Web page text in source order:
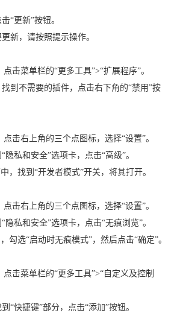
“更新”按钮。
新，请按照提示操作。
击菜单栏的“更多工具”>“扩展程序”。
到不需要的插件，点击右下角的“禁用”按
击右上角的三个点图标，选择“设置”。
私和安全”选项卡，点击“高级”。
，找到“开发者模式”开关，将其打开。
击右上角的三个点图标，选择“设置”。
私和安全”选项卡，点击“无痕浏览”。
勾选“启动时无痕模式”，然后点击“确定”。
点击菜单栏的“更多工具”>“自定义及控制
“快捷键”部分，点击“添加”按钮。